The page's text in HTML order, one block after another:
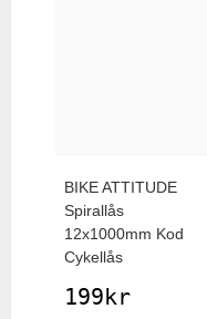
BIKE ATTITUDE
Spirallås
12x1000mm Kod
Cykellås
199kr